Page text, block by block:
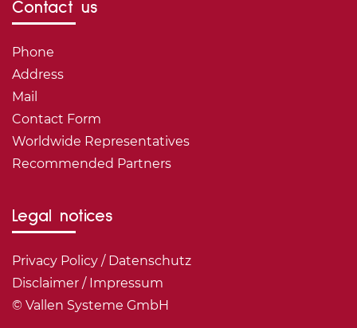
Contact us
Phone
Address
Mail
Contact Form
Worldwide Representatives
Recommended Partners
Legal notices
Privacy Policy / Datenschutz
Disclaimer / Impressum
© Vallen Systeme GmbH